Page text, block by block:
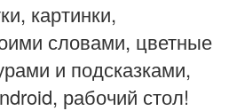
картинки,
словами, цветные
и подсказками,
рабочий стол!